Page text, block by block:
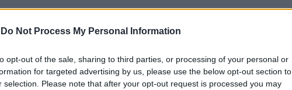
Do Not Process My Personal Information
opt-out of the sale, sharing to third parties, or processing of your personal or
for targeted advertising by us, please use the below opt-out section to
selection. Please note that after your opt-out request is processed you may
attacca i magistrati:
"Alcuni politicizzati"